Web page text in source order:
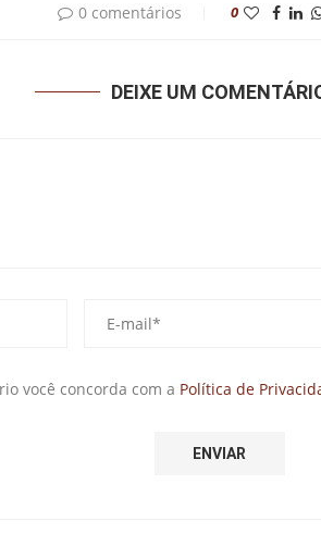
0 comentários 0
DEIXE UM
você concorda com a Política de